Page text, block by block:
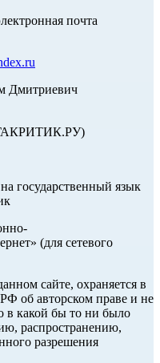
почта
Дмитриевич
государственный язык
(для сетевого
сайте, охраняется в
РФ об авторском праве и не
в какой бы то ни было
распространению,
разрешения